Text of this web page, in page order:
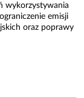
wykorzystywania
emisji
oraz poprawy